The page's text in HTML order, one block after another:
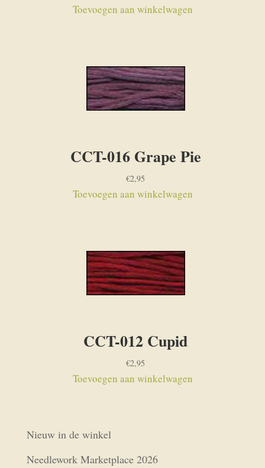
Toevoegen aan winkelwagen
CCT-016 Grape Pie
€2,95
Toevoegen aan winkelwagen
CCT-012 Cupid
€2,95
Toevoegen aan winkelwagen
Nieuw in de winkel
Needlework Marketplace 2026